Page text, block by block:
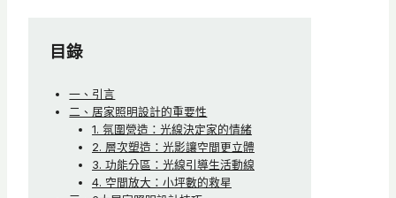
目錄
一、引言
二、居家照明設計的重要性
1. 氛圍營造：光線決定家的情緒
2. 層次塑造：光影讓空間更立體
3. 功能分區：光線引導生活動線
4. 空間放大：小坪數的救星